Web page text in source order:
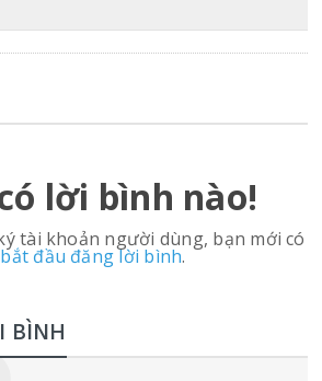
lời bình nào!
tài khoản người dùng, bạn mới có
bắt đầu đăng lời bình.
BÌNH